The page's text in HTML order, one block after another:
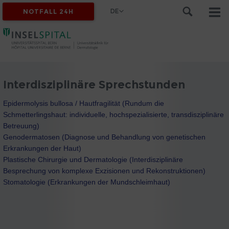
NOTFALL 24H DE
Interdisziplinäre Sprechstunden
Epidermolysis bullosa / Hautfragilität (Rundum die
Schmetterlingshaut: individuelle, hochspezialisierte, transdisziplinäre
Betreuung)
Genodermatosen (Diagnose und Behandlung von genetischen
Erkrankungen der Haut)
Plastische Chirurgie und Dermatologie (Interdisziplinäre
Besprechung von komplexe Exzisionen und Rekonstruktionen)
Stomatologie (Erkrankungen der Mundschleimhaut)